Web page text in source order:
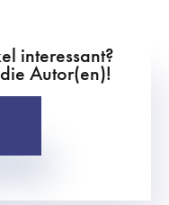
interessant?
Autor(en)!